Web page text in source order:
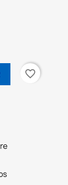
favorite_border